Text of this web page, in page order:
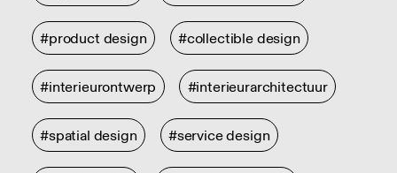
#product design #collectible design
#interieurontwerp #interieurarchitectuur
#spatial design #service design